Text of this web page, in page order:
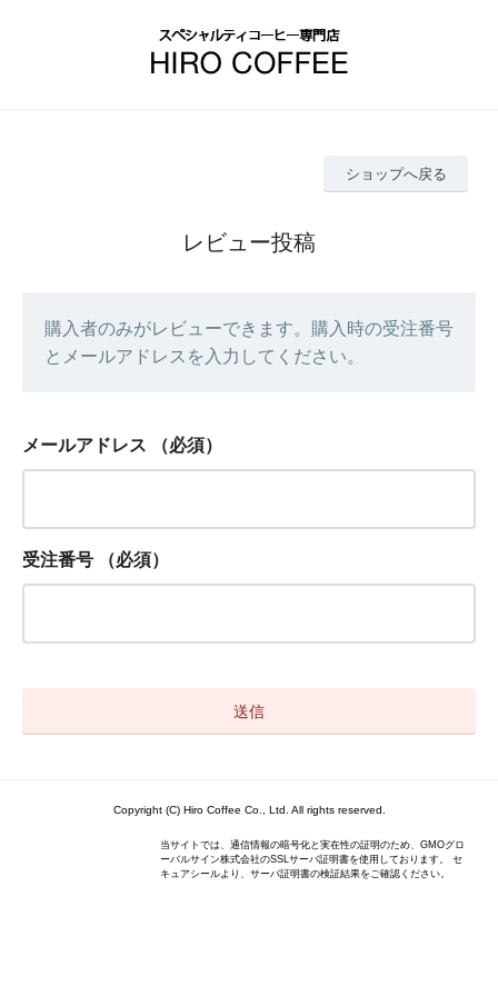
ショップへ戻る
レビュー投稿
購入者のみがレビューできます。購入時の受注番号
とメールアドレスを入力してください。
メールアドレス （必須）
受注番号 （必須）
Copyright (C) Hiro Coffee Co., Ltd. All rights reserved.
当サイトでは、通信情報の暗号化と実在性の証明のため、GMOグロ
ーバルサイン株式会社のSSLサーバ証明書を使用しております。 セ
キュアシールより、サーバ証明書の検証結果をご確認ください。